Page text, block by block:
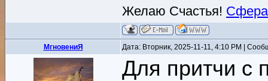
Желаю Счастья! Сфера
MгновениЯ Дата: Вторник, 2025-11-11, 4:10 PM |
Для притчи с